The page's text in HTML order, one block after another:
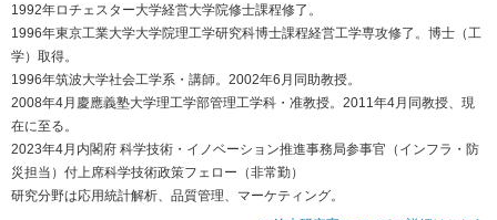
1992年ロチェスター大学経営大学院修士課程修了。
1996年東京工業大学大学院理工学研究科博士課程経営工学専攻修了。博士（工
学）取得。
1996年筑波大学社会工学系・講師。2002年6月同助教授。
2008年4月慶應義塾大学理工学部管理工学科・准教授。2011年4月同教授、現
在に至る。
2023年4月内閣府 科学技術・イノベーション推進事務局参事官（インフラ・防
災担当）付上席科学技術政策フェロー（非常勤）
研究分野は応用統計解析、品質管理、マーケティング。